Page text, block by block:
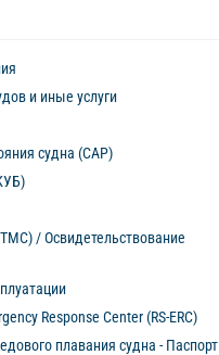
и иные услуги
судна (CAP)
/ Освидетельствование
Response Center (RS-ERC)
плавания судна - Паспорт